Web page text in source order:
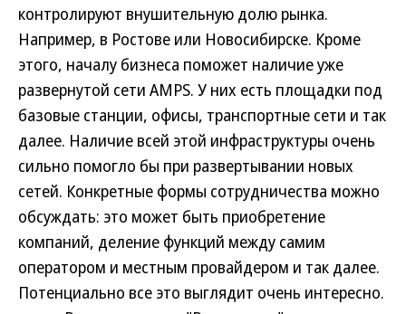
контролируют внушительную долю рынка.
Например, в Ростове или Новосибирске. Кроме
этого, началу бизнеса поможет наличие уже
развернутой сети AMPS. У них есть площадки под
базовые станции, офисы, транспортные сети и так
далее. Наличие всей этой инфраструктуры очень
сильно помогло бы при развертывании новых
сетей. Конкретные формы сотрудничества можно
обсуждать: это может быть приобретение
компаний, деление функций между самим
оператором и местным провайдером и так далее.
Потенциально все это выглядит очень интересно.